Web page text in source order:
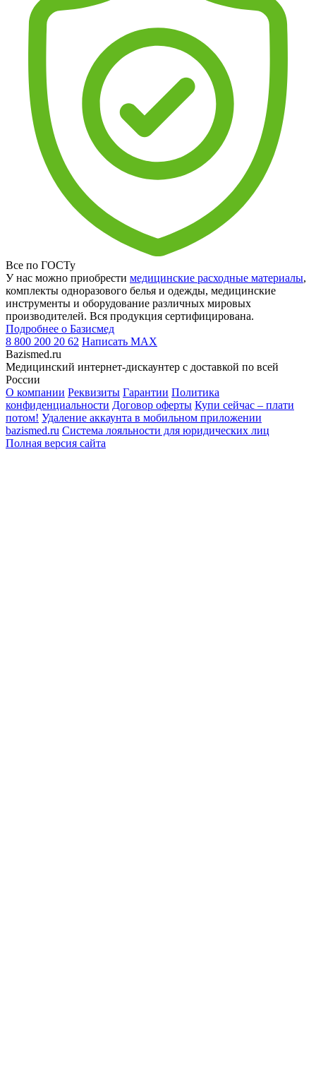
Все по ГОСТу
У нас можно приобрести медицинские расходные материалы,
комплекты одноразового белья и одежды, медицинские
инструменты и оборудование различных мировых
производителей. Вся продукция сертифицирована.
Подробнее о Базисмед
8 800 200 20 62 Написать MAX
Bazismed.ru
Медицинский интернет-дискаунтер с доставкой по всей
России
О компании Реквизиты Гарантии Политика
конфиденциальности Договор оферты Купи сейчас – плати
потом! Удаление аккаунта в мобильном приложении
bazismed.ru Система лояльности для юридических лиц
Полная версия сайта